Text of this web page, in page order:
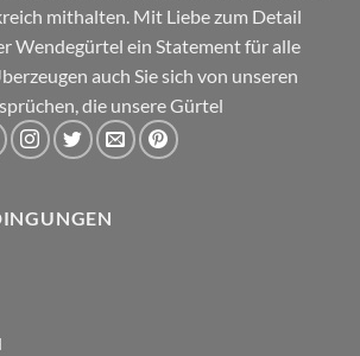
mithalten. Mit Liebe zum Detail
Wendegürtel ein Statement für alle
auch Sie sich von unseren
die unsere Gürtel